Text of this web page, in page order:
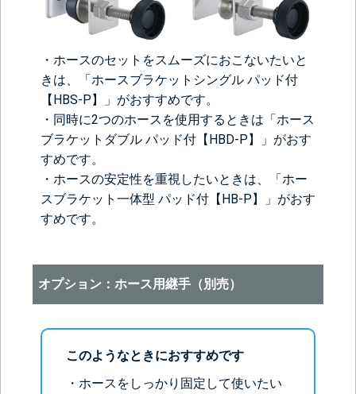
・ホースのセットをスムーズにおこないたいと
きは、「ホースブラケットシングル パッド付
【HBS-P】」がおすすめです。
・同時に2つのホースを使用するときは「ホース
ブラケットダブル パッド付【HBD-P】」がおす
すめです。
・ホースの安定性を重視したいときは、「ホー
スブラケット一体型 パッド付【HB-P】」がおす
すめです。
オプション：ホース用継手（別売）
このようなときにおすすめです
・ホースをしっかり固定して使いたい